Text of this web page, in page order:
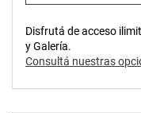
Disfrutá de acceso
y Galería.
Consultá nuestras